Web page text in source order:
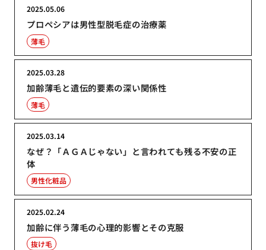
プロペシアは男性型脱毛症の治療薬
2025.05.06
薄毛
加齢薄毛と遺伝的要素の深い関係性
2025.03.28
薄毛
なぜ？「ＡＧＡじゃない」と言われても残る不安の正
体
2025.03.14
男性化粧品
加齢に伴う薄毛の心理的影響とその克服
2025.02.24
抜け毛